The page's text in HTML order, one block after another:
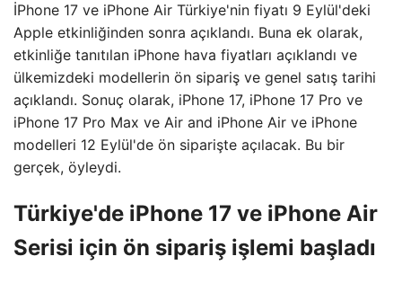
İPhone 17 ve iPhone Air Türkiye'nin fiyatı 9 Eylül'deki
Apple etkinliğinden sonra açıklandı. Buna ek olarak,
etkinliğe tanıtılan iPhone hava fiyatları açıklandı ve
ülkemizdeki modellerin ön sipariş ve genel satış tarihi
açıklandı. Sonuç olarak, iPhone 17, iPhone 17 Pro ve
iPhone 17 Pro Max ve Air and iPhone Air ve iPhone
modelleri 12 Eylül'de ön siparişte açılacak. Bu bir
gerçek, öyleydi.
Türkiye'de iPhone 17 ve iPhone Air
Serisi için ön sipariş işlemi başladı